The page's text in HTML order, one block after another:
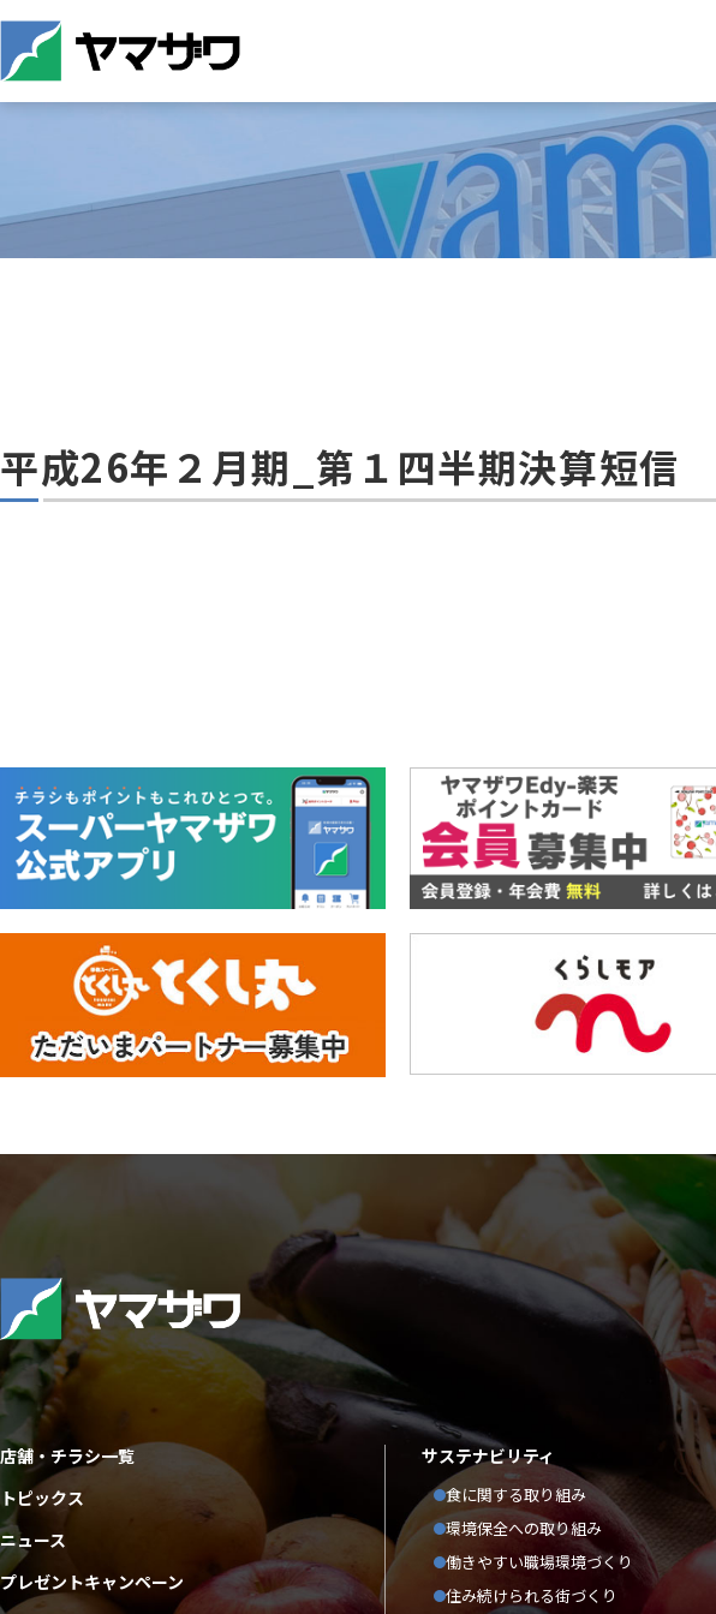
平成26年２月期_第１四半期決算短信
店舗・チラシ一覧
トピックス
ニュース
プレゼントキャンペーン
サステナビリティ
食に関する取り組み
環境保全への取り組み
働きやすい職場環境づくり
住み続けられる街づくり